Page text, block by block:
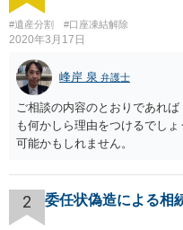
#遺産分割 #口座凍結解除
2020年3月17日
峰岸 泉 弁護士
ご相談の内容のとおりであれ
も何かしら理由をつけるでし
可能かもしれません。
2 委任状偽造による相